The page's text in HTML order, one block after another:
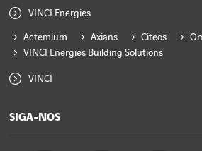
VINCI Energies
Actemium Axians Citeos
VINCI Energies Building Solutions
VINCI
SIGA-NOS